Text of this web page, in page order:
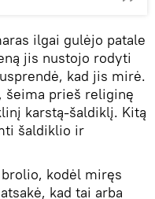
ilgai gulėjo patale
jis nustojo rodyti
kad jis mirė.
šeima prieš religinę
karstą-šaldiklį. Kitą
šaldiklio ir
kodėl miręs
kad tai arba